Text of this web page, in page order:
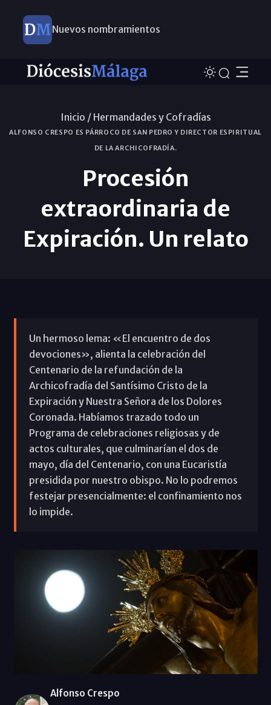
Nuevos nombramientos
Inicio / Hermandades y Cofradías
ALFONSO CRESPO ES PÁRROCO DE SAN PEDRO Y DIRECTOR ESPIRITUAL
DE LA ARCHICOFRADÍA.
Procesión
extraordinaria de
Expiración. Un relato
Un hermoso lema: «El encuentro de dos
devociones», alienta la celebración del
Centenario de la refundación de la
Archicofradía del Santísimo Cristo de la
Expiración y Nuestra Señora de los Dolores
Coronada. Habíamos trazado todo un
Programa de celebraciones religiosas y de
actos culturales, que culminarían el dos de
mayo, día del Centenario, con una Eucaristía
presidida por nuestro obispo. No lo podremos
festejar presencialmente: el confinamiento nos
lo impide.
Alfonso Crespo